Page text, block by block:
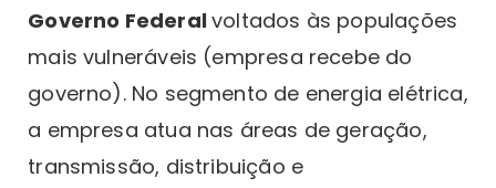
Governo Federalvoltados às populações
mais vulneráveis (empresa recebe do
governo). No segmento de energia elétrica,
a empresa atua nas áreas de geração,
transmissão, distribuição e